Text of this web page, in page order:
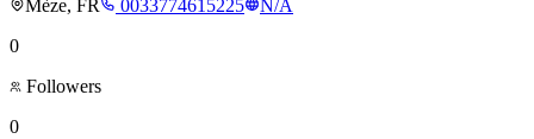
Mèze, FR
0033774615225
N/A
0
Followers
0